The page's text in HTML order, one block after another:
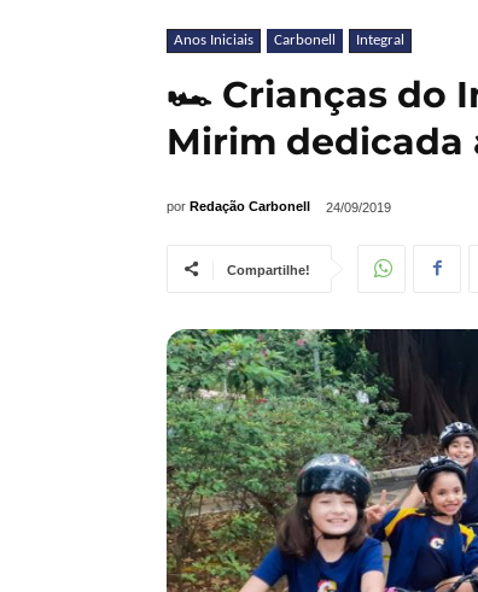
Anos Iniciais Carbonell Integral
🏎️ Crianças do
Mirim dedicada
por Redação Carbonell 24/09/2019
Compartilhe!